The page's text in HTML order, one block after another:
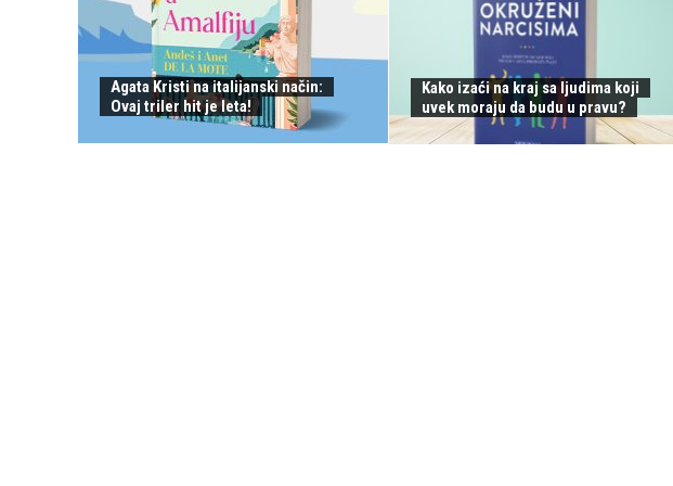
Agata Kristi na italijanski način:
Ovaj triler hit je leta!
Kako izaći na kraj sa ljudima koji
uvek moraju da budu u pravu?